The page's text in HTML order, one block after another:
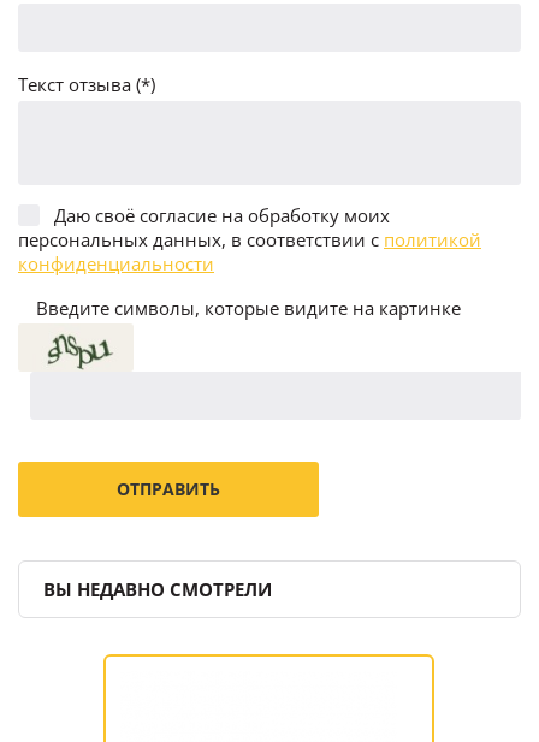
Текст отзыва (*)
Даю своё согласие на обработку моих
персональных данных, в соответствии с политикой
конфиденциальности
Введите символы, которые видите на картинке
ВЫ НЕДАВНО СМОТРЕЛИ